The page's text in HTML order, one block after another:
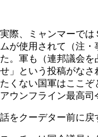
実際、ミャンマーで
ムが使用されて（注
た。軍も（連邦議会を
せ」という投稿がな
たくない国軍はここ
アウンフライン最高司
話をクーデター前に戻